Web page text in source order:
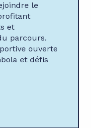
le
et
parcours.
ouverte
et défis